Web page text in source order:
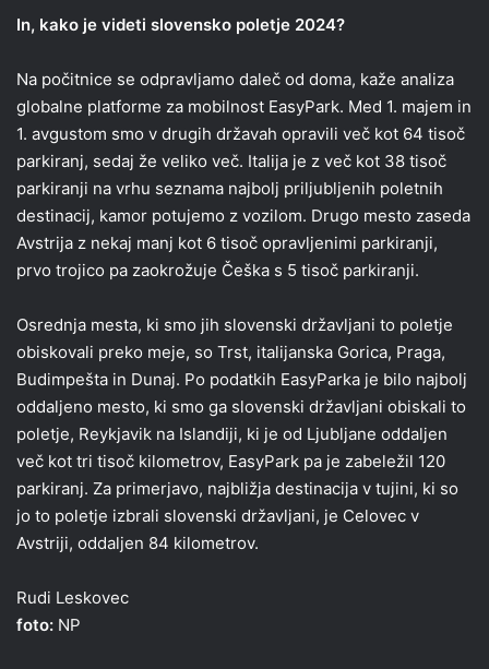
In, kako je videti slovensko poletje 2024?
Na počitnice se odpravljamo daleč od doma, kaže analiza
globalne platforme za mobilnost EasyPark. Med 1. majem in
1. avgustom smo v drugih državah opravili več kot 64 tisoč
parkiranj, sedaj že veliko več. Italija je z več kot 38 tisoč
parkiranji na vrhu seznama najbolj priljubljenih poletnih
destinacij, kamor potujemo z vozilom. Drugo mesto zaseda
Avstrija z nekaj manj kot 6 tisoč opravljenimi parkiranji,
prvo trojico pa zaokrožuje Češka s 5 tisoč parkiranji.
Osrednja mesta, ki smo jih slovenski državljani to poletje
obiskovali preko meje, so Trst, italijanska Gorica, Praga,
Budimpešta in Dunaj. Po podatkih EasyParka je bilo najbolj
oddaljeno mesto, ki smo ga slovenski državljani obiskali to
poletje, Reykjavik na Islandiji, ki je od Ljubljane oddaljen
več kot tri tisoč kilometrov, EasyPark pa je zabeležil 120
parkiranj. Za primerjavo, najbližja destinacija v tujini, ki so
jo to poletje izbrali slovenski državljani, je Celovec v
Avstriji, oddaljen 84 kilometrov.
Rudi Leskovec
foto: NP